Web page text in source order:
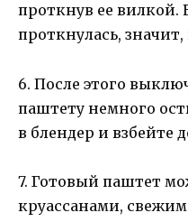
проткнув ее вилкой.
проткнулась,
6. После этого
паштету немного
в блендер и взбейте
7. Готовый паштет
круассанами,